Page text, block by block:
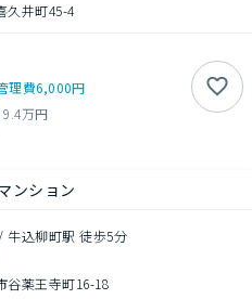
久井町45-4
理費6,000円
9.4万円
ンション
牛込柳町駅 徒歩5分
谷薬王寺町16-18